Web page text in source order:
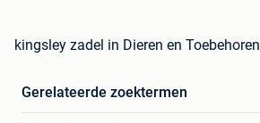
kingsley zadel in Dieren en Toebehoren
Gerelateerde zoektermen